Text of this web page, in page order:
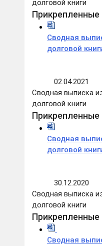
долговой книги
Сводная
долговой
02.04.2021
Сводная выписка
долговой книги
Сводная
долговой
30.12.2020
Сводная выписка
долговой книги
Сводная